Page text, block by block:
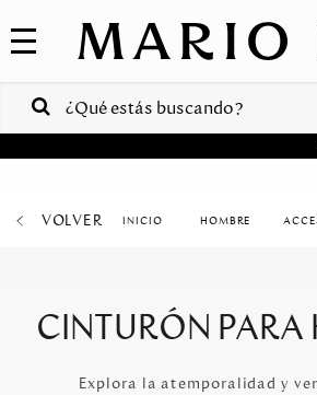
COLECCIONES
VENTAS
Costa
VOLVER HOMBRE
CINTURÓN PARA
Explora la atemporalidad y